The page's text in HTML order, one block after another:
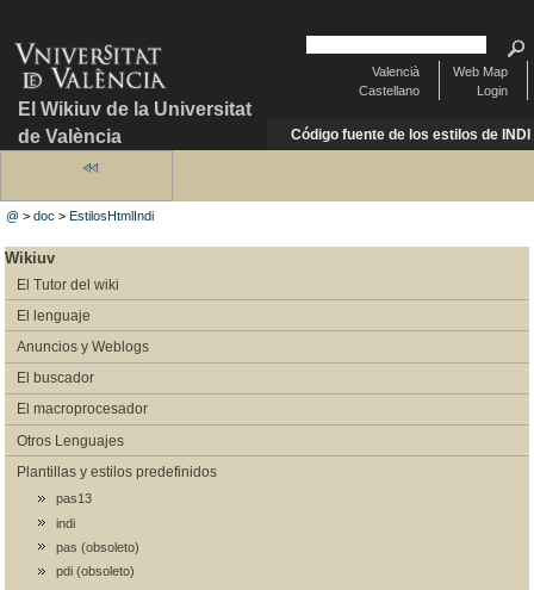
El Wikiuv de la Universitat
de València
Web Map
Login
Valencià
Castellano
Código fuente de los estilos de INDI
@ >doc >EstilosHtmlIndi
Wikiuv
El Tutor del wiki
El lenguaje
Anuncios y Weblogs
El buscador
El macroprocesador
Otros Lenguajes
Plantillas y estilos predefinidos
pas13
indi
pas (obsoleto)
pdi (obsoleto)